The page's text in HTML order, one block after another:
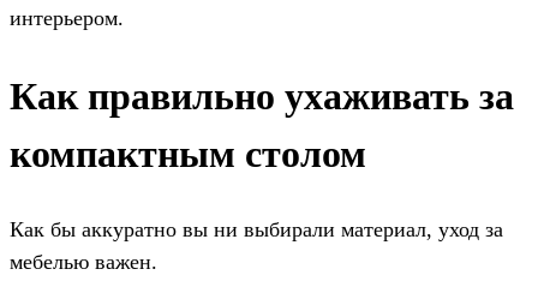
интерьером.
Как правильно ухаживать за
компактным столом
Как бы аккуратно вы ни выбирали материал, уход за
мебелью важен.